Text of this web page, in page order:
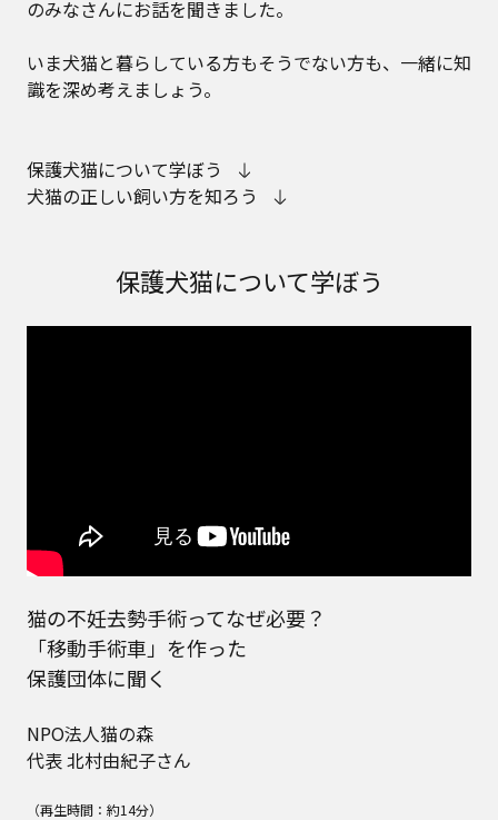
のみなさんにお話を聞きました。
いま犬猫と暮らしている方もそうでない方も、一緒に知
識を深め考えましょう。
保護犬猫について学ぼう
犬猫の正しい飼い方を知ろう
保護犬猫について学ぼう
猫の不妊去勢手術ってなぜ必要？
「移動手術車」を作った
保護団体に聞く
NPO法人猫の森
代表 北村由紀子さん
（再生時間：約14分）